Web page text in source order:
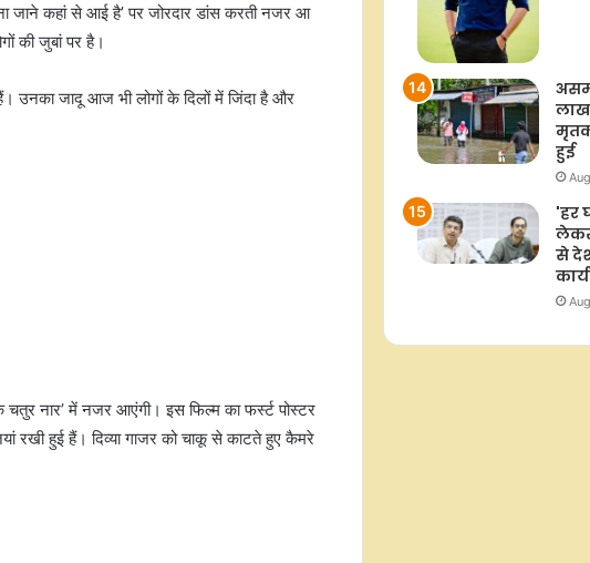
जाने कहां से आई है’ पर जोरदार डांस करती नजर आ
की जुबां पर है।
हैं। उनका जादू आज भी लोगों के दिलों में जिंदा है और
चतुर नार’ में नजर आएंगी। इस फिल्म का फर्स्ट पोस्टर
रखी हुई हैं। दिव्या गाजर को चाकू से काटते हुए कैमरे
जरिया नहीं, कलाकारों के लिए नई पहचान
बनाने का भी मंच : जयंती भाटिया
असम
लाख
हुई
'हर
लेकर
से